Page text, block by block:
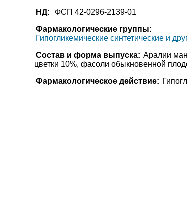
НД:
ФСП 42-0296-2139-01
Фармакологические группы:
Гипогликемические синтетические и
Состав и форма выпуска: Аралии
цветки 10%, фасоли обыкновенной
Фармакологическое действие: